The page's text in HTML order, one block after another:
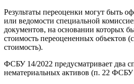
Результаты переоценки могут быть
или ведомости специальной
документов, на основании которых
стоимость переоцененных объектов
стоимость).
ФСБУ 14/2022 предусматривает два
нематериальных активов (п. 22 ФСБУ